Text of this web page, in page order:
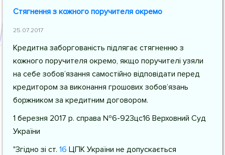
Стягнення з кожного поручителя окремо
25.07.2017
Кредитна заборгованість підлягає стягненню з
кожного поручителя окремо, якщо поручителі узяли
на себе зобов’язання самостійно відповідати перед
кредитором за виконання грошових зобов’язань
боржником за кредитним договором.
1 березня 2017 р. справа №6-923цс16 Верховний Суд
України
"Згідно зі ст. 16 ЦПК України не допускається